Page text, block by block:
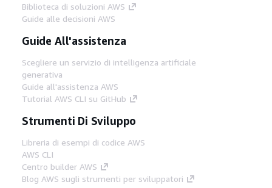
Biblioteca di soluzioni AWS
Guide alle decisioni AWS
Guide All'assistenza
Scegliere un servizio di intelligenza artificiale
generativa
Guide all'assistenza AWS
Tutorial AWS CLI su GitHub
Strumenti Di Sviluppo
Libreria di esempi di codice AWS
AWS CLI
Centro builder AWS
Blog AWS sugli strumenti per sviluppatori